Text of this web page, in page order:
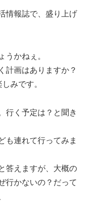
情報誌で、盛り上げ
うかねぇ。
計画はありますか？
みです。
行く予定は？と聞き
も連れて行ってみま
答えますが、大概の
行かないの？だって